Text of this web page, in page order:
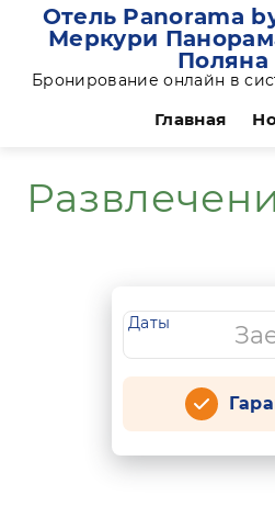
Отель Panorama
Меркури
Поляна
Бронирование онлайн в
Главная
Даты